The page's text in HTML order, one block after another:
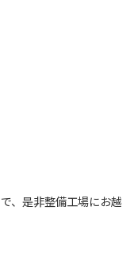
、是非整備工場にお越